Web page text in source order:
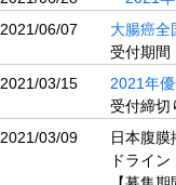
2021/06/07
大腸癌全
受付期間
2021/03/15
2021年
受付締切
2021/03/09
日本腹
ドライ